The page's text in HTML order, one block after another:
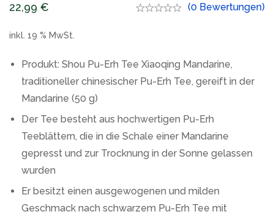
22,99 € (0 Bewertungen)
inkl. 19 % MwSt.
Produkt: Shou Pu-Erh Tee Xiaoqing Mandarine,
traditioneller chinesischer Pu-Erh Tee, gereift in der
Mandarine (50 g)
Der Tee besteht aus hochwertigen Pu-Erh
Teeblättern, die in die Schale einer Mandarine
gepresst und zur Trocknung in der Sonne gelassen
wurden
Er besitzt einen ausgewogenen und milden
Geschmack nach schwarzem Pu-Erh Tee mit